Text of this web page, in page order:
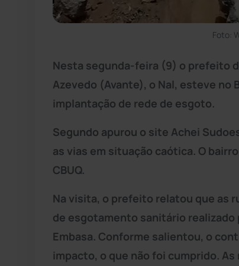
Foto:
Nesta segunda-feira (9) o prefeito
Azevedo (Avante), o Nal, esteve no
implantação de rede de esgoto.
Segundo apurou o site Achei
as vias em situação caótica. O
CBUQ.
Na visita, o prefeito relatou que as
de esgotamento sanitário realizado
Embasa. Conforme salientou, o
impacto, o que não foi cumprido.